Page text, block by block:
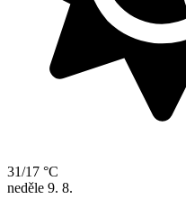
31/17 °C
neděle 9. 8.